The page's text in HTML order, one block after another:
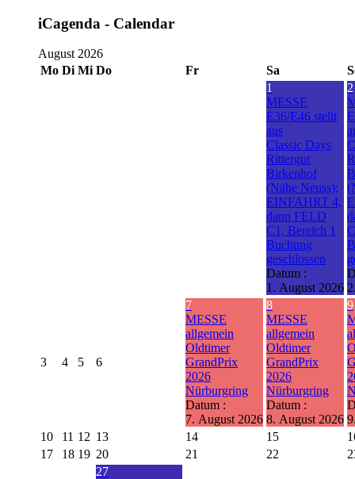
iCagenda - Calendar
August 2026
Mo Di Mi Do Fr Sa
1
MESSE
E36/E46 stellt
aus
Classic Days
Rittergut
Birkenhof
(Nähe Neuss);
EINFAHRT 4,
dann FELD
C1, Bereich 1
Buchung
geschlossen
Datum :
1. August 2026
2
3 4 5 6
7
MESSE
allgemein
Oldtimer
GrandPrix
2026
Nürburgring
Datum :
7. August 2026
8
MESSE
allgemein
Oldtimer
GrandPrix
2026
Nürburgring
Datum :
8. August 2026
9
10
11 12 13 14 15
17
18 19 20 21 22
27